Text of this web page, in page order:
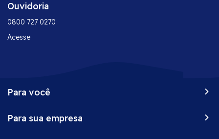
Ouvidoria
0800 727 0270
Acesse
Para você
Vantagens do seu cartão
Para sua empresa